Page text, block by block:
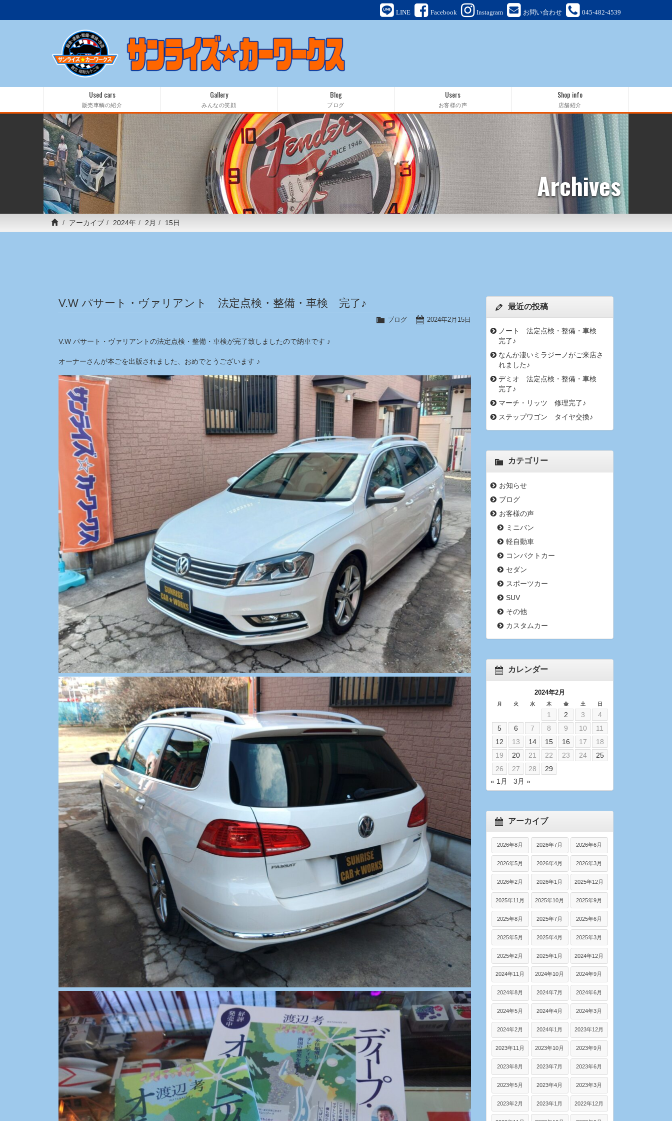
LINE Facebook Instagram お問い合わせ 045-482-4539
Used cars
販売車輌の紹介
Gallery
みんなの笑顔
Blog
ブログ
Users
お客様の声
Shop info
店舗紹介
Archives
アーカイブ 2024年 2月 15日
V.W パサート・ヴァリアント 法定点検・整備・車検 完了♪
2024年2月15日
ブログ
V.W パサート・ヴァリアントの法定点検・整備・車検が完了致しましたので納車です ♪
オーナーさんが本ごを出版されました、おめでとうございます ♪
最近の投稿
ノート 法定点検・整備・車検
完了♪
なんか凄いミラジーノがご来店さ
れました♪
デミオ 法定点検・整備・車検
完了♪
マーチ・リッツ 修理完了♪
ステップワゴン タイヤ交換♪
カテゴリー
お知らせ
ブログ
お客様の声
ミニバン
軽自動車
コンパクトカー
セダン
スポーツカー
SUV
その他
カスタムカー
カレンダー
2024年2月
月 火 水 木 金 土 日
1 2 3
4
5
6 7 8 9 10
11
12
13 14 15 16 17
18
19
20 21 22 23 24
25
26
27 28
29
« 1月
3月 »
アーカイブ
2026年8月 2026年7月 2026年6月
2026年5月 2026年4月 2026年3月
2026年2月 2026年1月 2025年12月
2025年11月 2025年10月 2025年9月
2025年8月 2025年7月 2025年6月
2025年5月 2025年4月 2025年3月
2025年2月 2025年1月 2024年12月
2024年11月 2024年10月 2024年9月
2024年8月 2024年7月 2024年6月
2024年5月 2024年4月 2024年3月
2024年2月 2024年1月 2023年12月
2023年11月 2023年10月 2023年9月
2023年8月 2023年7月 2023年6月
2023年5月 2023年4月 2023年3月
2023年2月 2023年1月 2022年12月